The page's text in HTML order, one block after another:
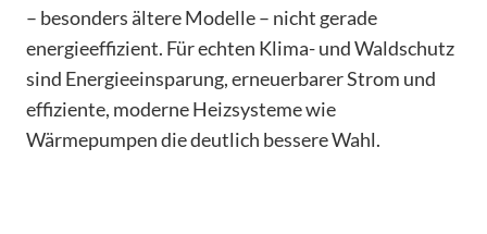
– besonders ältere Modelle – nicht gerade
energieeffizient. Für echten Klima- und Waldschutz
sind Energieeinsparung, erneuerbarer Strom und
effiziente, moderne Heizsysteme wie
Wärmepumpen die deutlich bessere Wahl.